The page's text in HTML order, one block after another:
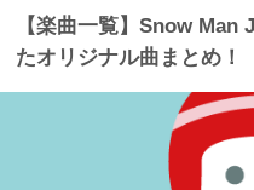
【楽曲一覧】Snow Man
たオリジナル曲まとめ！